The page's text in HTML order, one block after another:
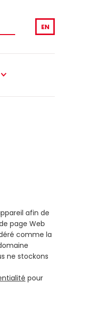
EN
afin de
page Web
comme la
ne stockons
pour